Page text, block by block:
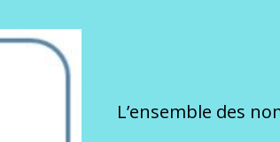
L’ensemble des